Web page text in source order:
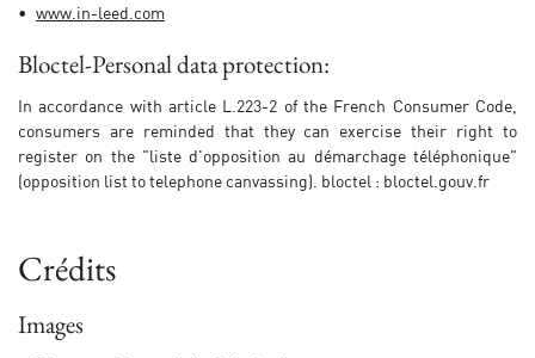
Langue
The Mas
& Gîte
Une question ?
www.in-leed.com
Bloctel-Personal data protection:
In accordance with article L.223-2 of the French Consumer Code,
consumers are reminded that they can exercise their right to
register on the "liste d'opposition au démarchage téléphonique"
(opposition list to telephone canvassing). bloctel : bloctel.gouv.fr
Crédits
Images